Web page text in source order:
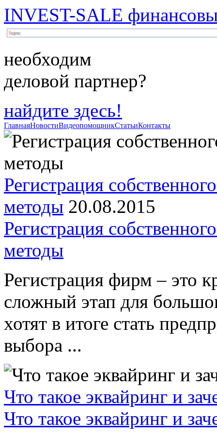
INVEST-SALE
необходим
деловой партнер?
найдите здесь!
ГлавнаяНовостиВидеопомощникСтатьиКонтакты
Регистрация
методы 20.08.2015
Регистрация
методы
Регистрация фирм – это
сложный этап для
хотят в итоге стать
выбора ...
Что такое эквайринг и
Что такое эквайринг и